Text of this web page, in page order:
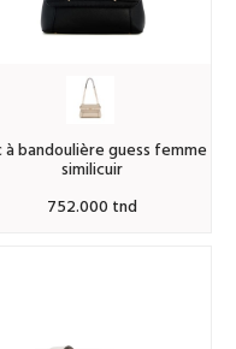
similicuir
752.000 tnd